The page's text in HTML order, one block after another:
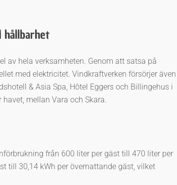
av hela verksamheten. Genom att satsa på
med elektricitet. Vindkraftverken försörjer även
& Asia Spa, Hôtel Eggers och Billingehus i
mellan Vara och Skara.
från 600 liter per gäst till 470 liter per
till 30,14 kWh per övernattande gäst, vilket